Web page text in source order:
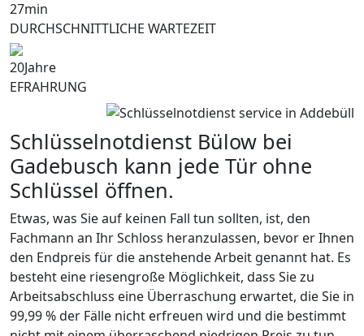
27min
DURCHSCHNITTLICHE WARTEZEIT
20Jahre
EFRAHRUNG
Schlüsselnotdienst Bülow bei
Gadebusch kann jede Tür ohne
Schlüssel öffnen.
Etwas, was Sie auf keinen Fall tun sollten, ist, den
Fachmann an Ihr Schloss heranzulassen, bevor er Ihnen
den Endpreis für die anstehende Arbeit genannt hat. Es
besteht eine riesengroße Möglichkeit, dass Sie zu
Arbeitsabschluss eine Überraschung erwartet, die Sie in
99,99 % der Fälle nicht erfreuen wird und die bestimmt